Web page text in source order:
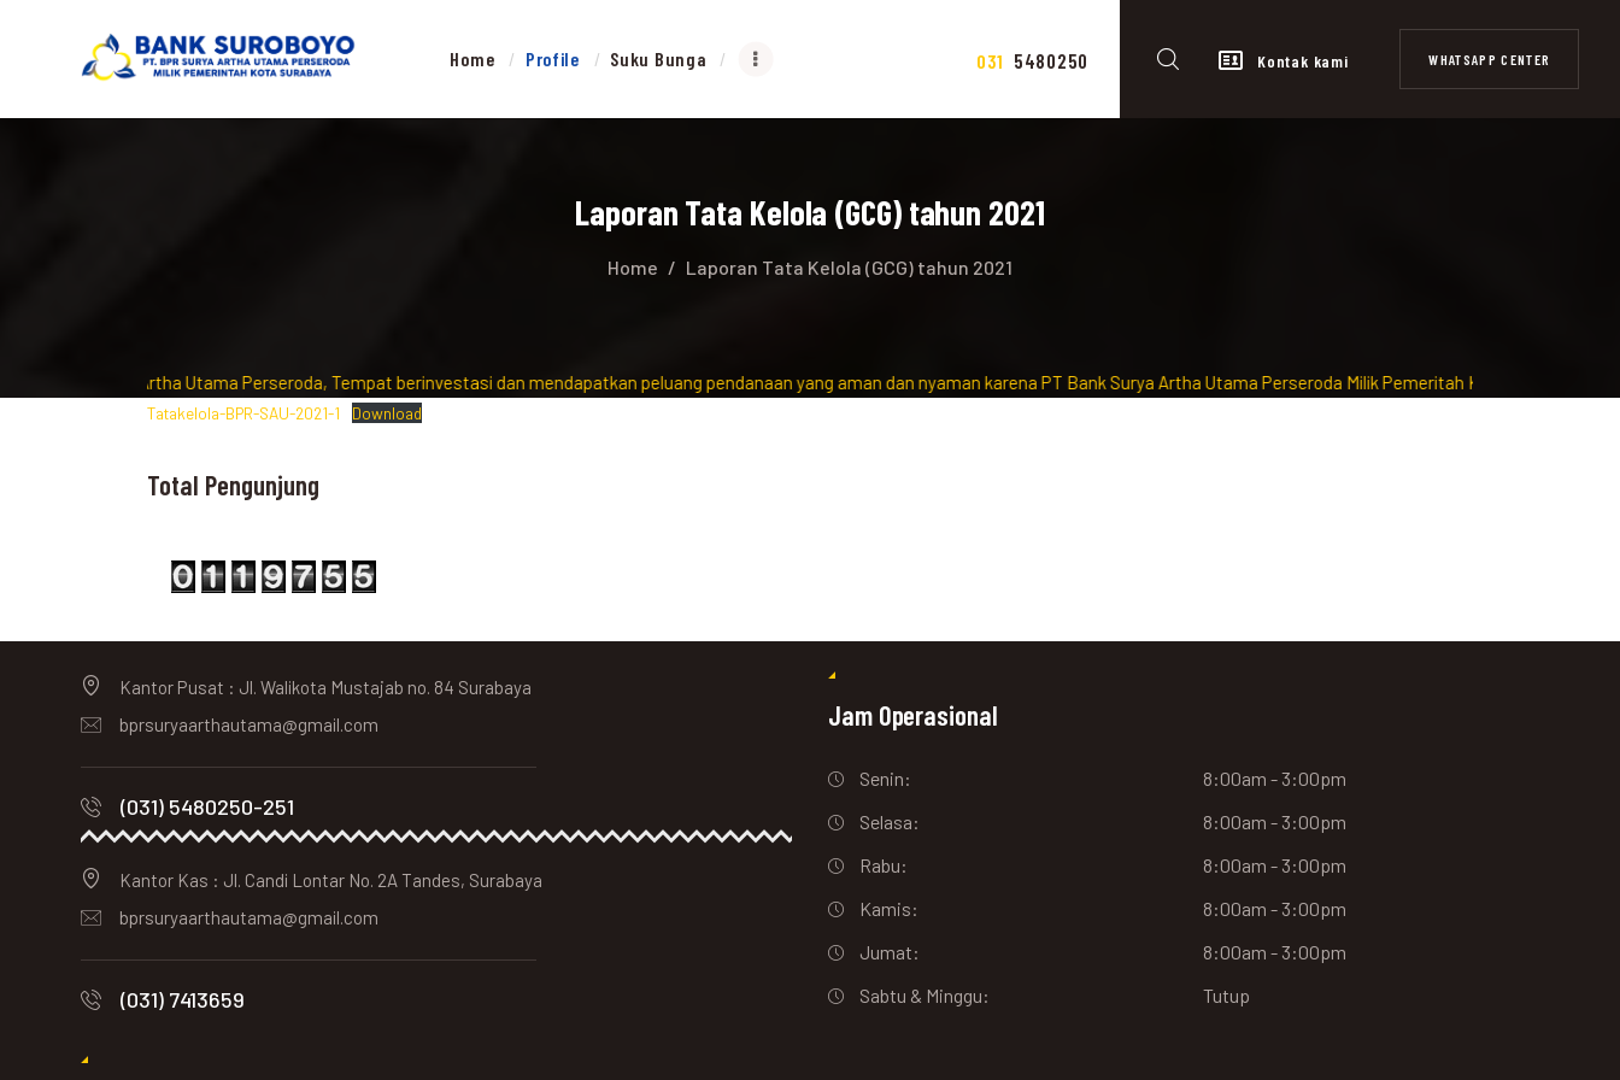
Home Profile Suku Bunga 031 5480250 Kontak kami WHATSAPP CENTER
Laporan Tata Kelola (GCG) tahun 2021
Home Laporan Tata Kelola (GCG) tahun 2021
Bank Surya Artha Utama Perseroda, Tempat berinvestasi dan mendapatkan peluang pendanaan yang aman dan nyaman karena PT Bank Surya Artha Utama Perseroda Milik Pemeritah Kota Surabaya
Tatakelola-BPR-SAU-2021-1 Download
Total Pengunjung
Kantor Pusat : Jl. Walikota Mustajab no. 84 Surabaya
bprsuryaarthautama@gmail.com
(031) 5480250-251
Kantor Kas : Jl. Candi Lontar No. 2A Tandes, Surabaya
bprsuryaarthautama@gmail.com
(031) 7413659
Jam Operasional
Senin:
8:00am - 3:00pm
Selasa:
8:00am - 3:00pm
Rabu:
8:00am - 3:00pm
Kamis:
8:00am - 3:00pm
Jumat:
8:00am - 3:00pm
Sabtu & Minggu:
Tutup